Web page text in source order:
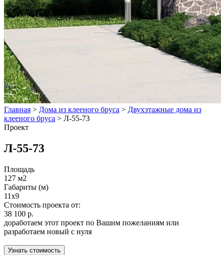
Главная > Дома из клееного бруса > Двухэтажные дома из
клееного бруса > Л-55-73
Проект
Л-55-73
Площадь
127 м2
Габариты (м)
11x9
Стоимость проекта от:
38 100 р.
доработаем этот проект по Вашим пожеланиям или
разработаем новый с нуля
Узнать стоимость